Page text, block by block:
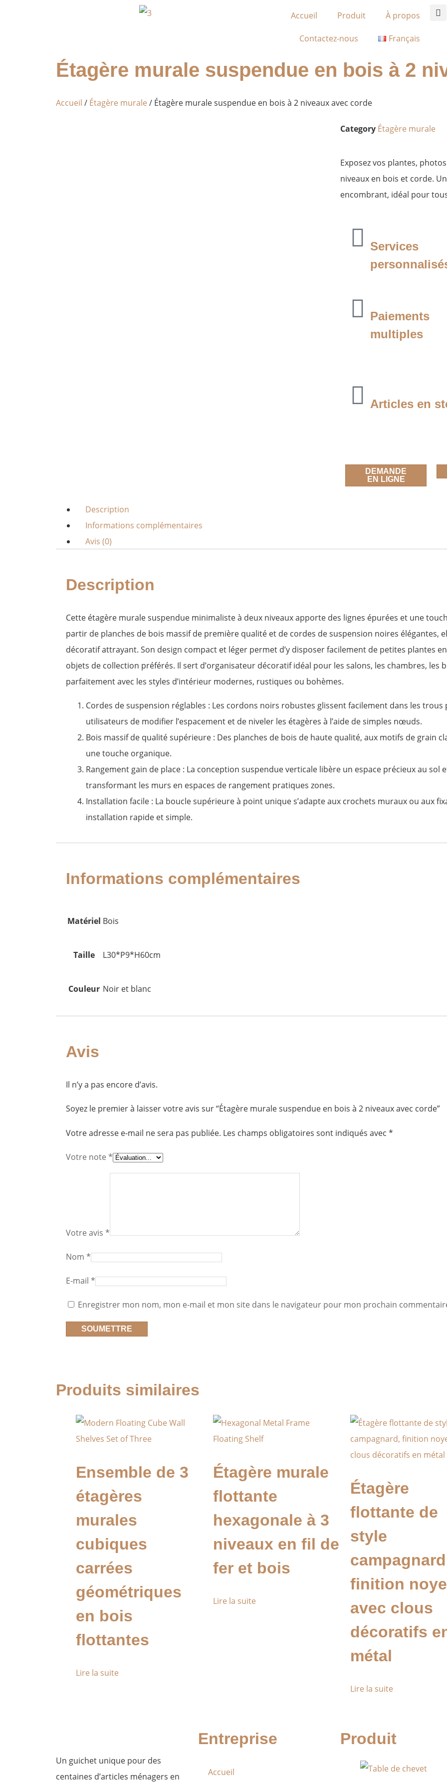
Accueil Produit À propos
Contactez-nous Français
Étagère murale suspendue en bois à 2
Accueil / Étagère murale / Étagère murale suspendue en bois à 2 niveaux avec corde
Category Étagère murale
Exposez vos plantes,
niveaux en bois et corde.
encombrant, idéal pour
Services
Paiements
multiples
Articles en
DEMANDE
EN LIGNE
Description
Informations complémentaires
Avis (0)
Description
Cette étagère murale suspendue minimaliste à deux niveaux apporte des lignes épurées et une
partir de planches de bois massif de première qualité et de cordes de suspension noires élégantes,
décoratif attrayant. Son design compact et léger permet d’y disposer facilement de petites plantes
objets de collection préférés. Il sert d’organisateur décoratif idéal pour les salons, les chambres, les
parfaitement avec les styles d’intérieur modernes, rustiques ou bohèmes.
Cordes de suspension réglables : Les cordons noirs robustes glissent facilement dans les
utilisateurs de modifier l’espacement et de niveler les étagères à l’aide de simples nœuds.
Bois massif de qualité supérieure : Des planches de bois de haute qualité, aux motifs de grain
une touche organique.
Rangement gain de place : La conception suspendue verticale libère un espace précieux au sol
transformant les murs en espaces de rangement pratiques zones.
Installation facile : La boucle supérieure à point unique s’adapte aux crochets muraux ou aux
installation rapide et simple.
Informations complémentaires
Matériel Bois
Taille L30*P9*H60cm
Couleur Noir et blanc
Avis
Il n’y a pas encore d’avis.
Soyez le premier à laisser votre avis sur “Étagère murale suspendue en bois à 2 niveaux avec corde”
Votre adresse e-mail ne sera pas publiée. Les champs obligatoires sont indiqués avec *
Votre note *
Votre avis *
Nom *
E-mail *
Enregistrer mon nom, mon e-mail et mon site dans le navigateur pour mon prochain
Produits similaires
Ensemble de 3
étagères
murales
cubiques
carrées
géométriques
en bois
flottantes
Lire la suite
Étagère murale
flottante
hexagonale à 3
niveaux en fil de
fer et bois
Lire la suite
Étagère
flottante de
style
finition
avec clous
décoratifs
métal
Lire la suite
Un guichet unique pour des
centaines d’articles ménagers en
Entreprise
Accueil
Produit